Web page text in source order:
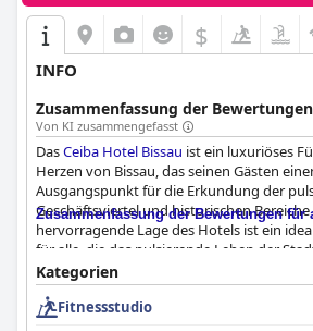
$
INFO
Zusammenfassung der Bewertungen
Von KI zusammengefasst
DasCeiba Hotel Bissau ist ein luxuriöses
Herzen von Bissau, das seinen Gästen
Ausgangspunkt für die Erkundung der
Geschäftsviertel und historischen
hervorragende Lage des Hotels ist ein
für alle, die das pulsierende Leben der
Die Gäste können sich in einer Oase des
Zentrum des Geschehens erholen. Das
köstliches Frühstück, das mit einer großen
Zusammenfassung der Bewertungen für
Kategorien
Fitnessstudio